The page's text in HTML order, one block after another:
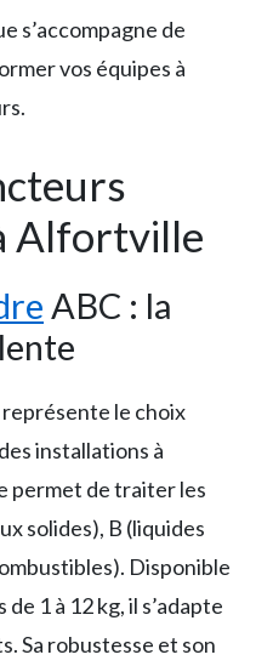
s’accompagne de
vos équipes à
Alfortville
ABC : la
le choix
installations à
permet de traiter les
solides), B (liquides
Disponible
1 à 12 kg, il s’adapte
Sa robustesse et son